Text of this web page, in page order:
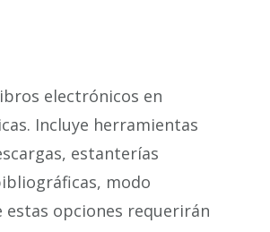
electrónicos en
Incluye herramientas
estanterías
modo
estas opciones requerirán